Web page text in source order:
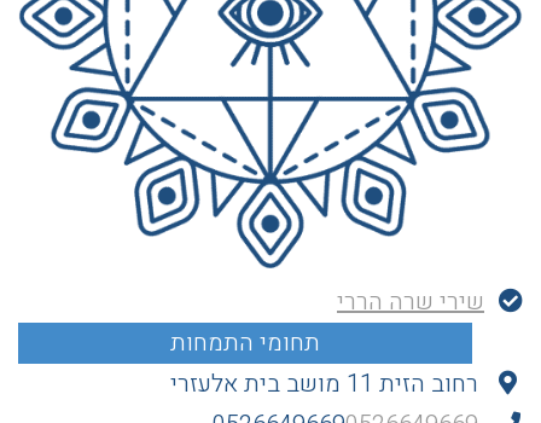
שירי שרה הררי
רחוב הזית 11 מושב בית אלעזרי